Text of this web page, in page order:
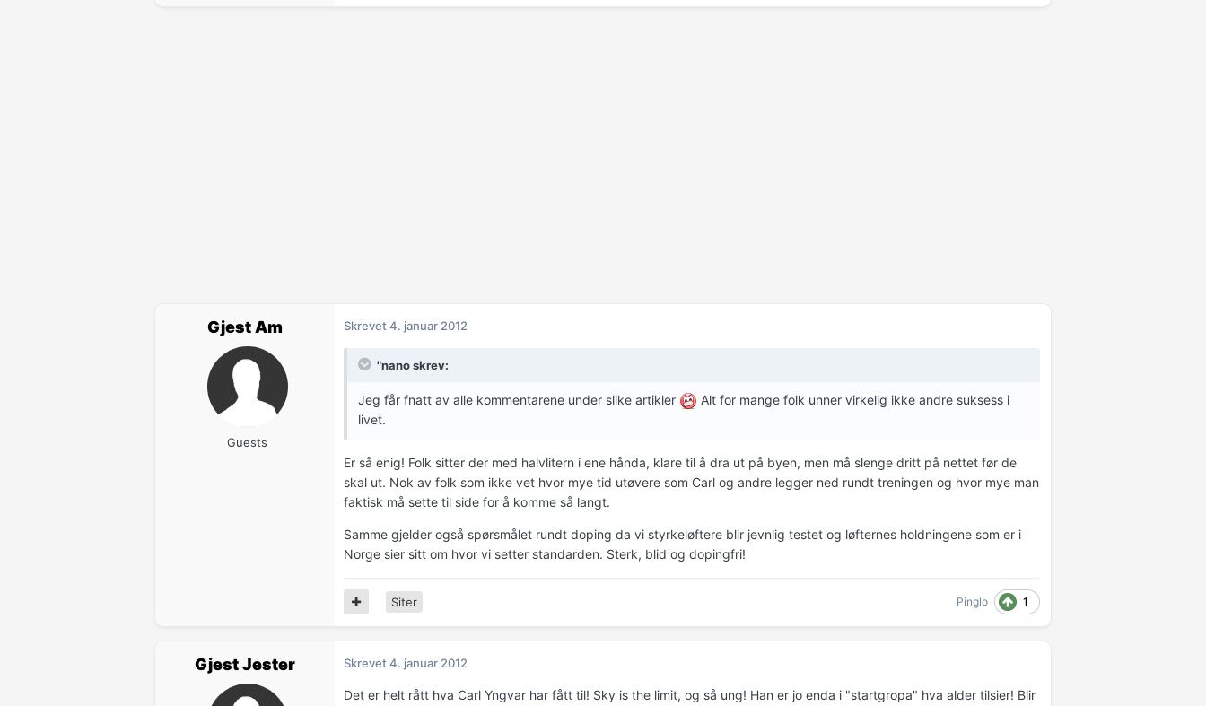
Gjest Am
Guests
Skrevet4. januar 2012
"nano skrev:
Jeg får fnatt av alle kommentarene under slike artikler
Alt for mange folk unner virkelig ikke andre suksess i
livet.
Er så enig! Folk sitter der med halvlitern i ene hånda, klare til å dra ut på byen, men må slenge dritt på nettet før de
skal ut. Nok av folk som ikke vet hvor mye tid utøvere som Carl og andre legger ned rundt treningen og hvor mye man
faktisk må sette til side for å komme så langt.
Samme gjelder også spørsmålet rundt doping da vi styrkeløftere blir jevnlig testet og løfternes holdningene som er i
Norge sier sitt om hvor vi setter standarden. Sterk, blid og dopingfri!
Pinglo 1
Siter
Gjest Jester Skrevet4. januar 2012
Det er helt rått hva Carl Yngvar har fått til! Sky is the limit, og så ung! Han er jo enda i "startgropa" hva alder tilsier! Blir